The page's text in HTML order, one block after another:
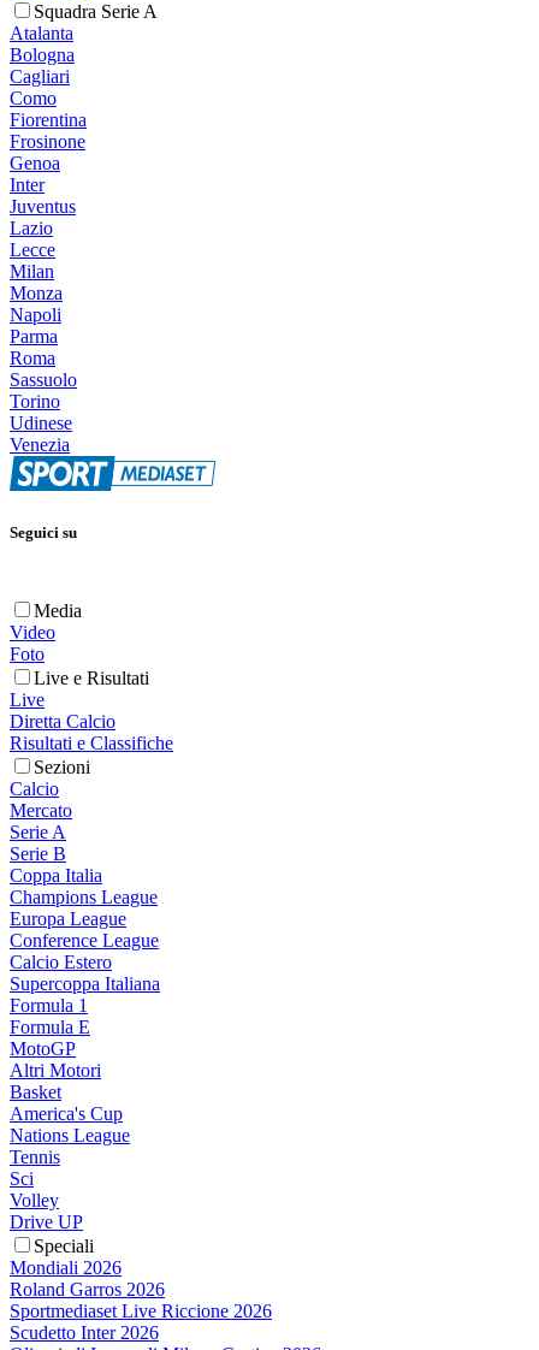
Squadra Serie A
Atalanta
Bologna
Cagliari
Como
Fiorentina
Frosinone
Genoa
Inter
Juventus
Lazio
Lecce
Milan
Monza
Napoli
Parma
Roma
Sassuolo
Torino
Udinese
Venezia
Seguici su
Media
Video
Foto
Live e Risultati
Live
Diretta Calcio
Risultati e Classifiche
Sezioni
Calcio
Mercato
Serie A
Serie B
Coppa Italia
Champions League
Europa League
Conference League
Calcio Estero
Supercoppa Italiana
Formula 1
Formula E
MotoGP
Altri Motori
Basket
America's Cup
Nations League
Tennis
Sci
Volley
Drive UP
Speciali
Mondiali 2026
Roland Garros 2026
Sportmediaset Live Riccione 2026
Scudetto Inter 2026